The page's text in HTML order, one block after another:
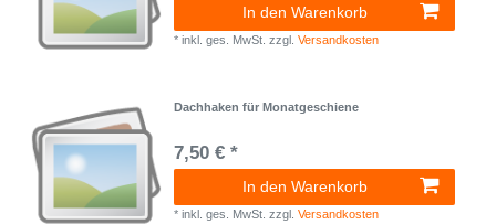
In den Warenkorb
*inkl. ges. MwSt. zzgl.Versandkosten
Dachhaken für Monatgeschiene
7,50 € *
In den Warenkorb
*inkl. ges. MwSt. zzgl.Versandkosten